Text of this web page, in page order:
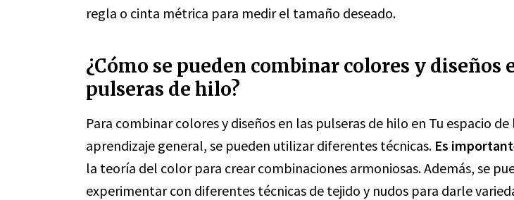
regla o cinta métrica para medir el tamaño deseado.
¿Cómo se pueden combinar colores y diseños
pulseras de hilo?
Para combinar colores y diseños en las pulseras de hilo en Tu espacio
aprendizaje general, se pueden utilizar diferentes técnicas. Es
la teoría del color para crear combinaciones armoniosas. Además, se
experimentar con diferentes técnicas de tejido y nudos para darle